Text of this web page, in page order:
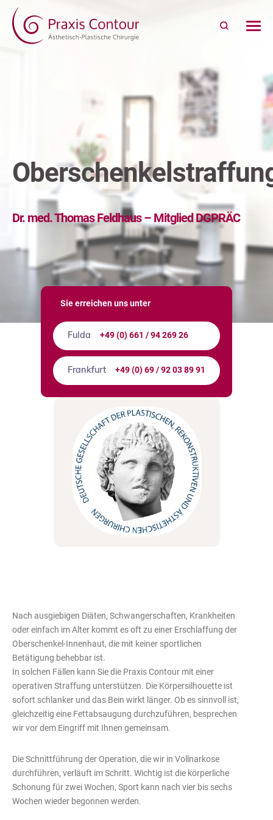
Dr. med. Thomas Feldhaus – Mitglied DGPRÄC
Sie erreichen uns unter
Fulda +49 (0) 661 / 94 269 26
Frankfurt +49 (0) 69 / 92 03 89 91
Nach ausgiebigen Diäten, Schwangerschaften, Krankheiten
oder einfach im Alter kommt es oft zu einer Erschlaffung der
Oberschenkel-Innenhaut, die mit keiner sportlichen
Betätigung behebbar ist.
In solchen Fällen kann Sie die Praxis Contour mit einer
operativen Straffung unterstützen. Die Körpersilhouette ist
sofort schlanker und das Bein wirkt länger. Ob es sinnvoll ist,
gleichzeitig eine Fettabsaugung durchzuführen, besprechen
wir vor dem Eingriff mit Ihnen gemeinsam.
Die Schnittführung der Operation, die wir in Vollnarkose
durchführen, verläuft im Schritt. Wichtig ist die körperliche
Schonung für zwei Wochen, Sport kann nach vier bis sechs
Wochen wieder begonnen werden.